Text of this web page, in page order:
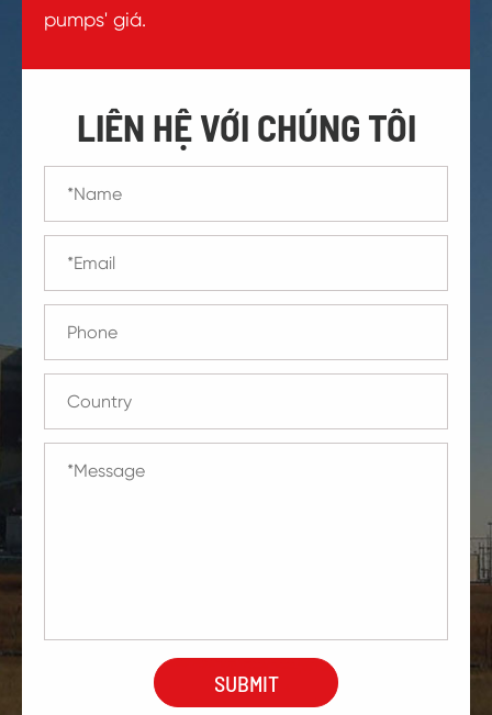
pumps' giá.
LIÊN HỆ VỚI CHÚNG TÔI